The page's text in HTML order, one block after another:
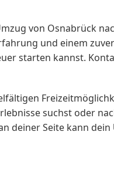
von Osnabrück
und einem
starten kannst.
suchst oder
deiner Seite kann